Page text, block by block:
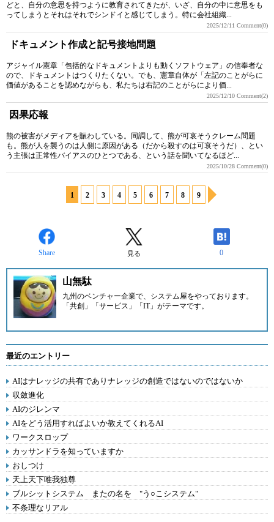
どと、自分の意思を持つように教育されてきたが、いざ、自分の中に意思をも
ってしまうとそれはそれでシンドイと感じてしまう。特に会社組織...
2025/12/11 Comment(0)
ドキュメント作成と記号接地問題
アジャイル憲章「包括的なドキュメントよりも動くソフトウェア」の信奉者な
ので、ドキュメントはつくりたくない。でも、憲章自体が「左記のことがらに
価値があることを認めながらも、私たちは右記のことがらにより価...
2025/12/10 Comment(2)
因果応報
熊の被害がメディアを賑わしている。同調して、熊が可哀そうクレーム問題
も。熊が人を襲うのは人側に原因がある（だから殺すのは可哀そうだ）、とい
う主張は正常性バイアスのひとつである、という話を聞いてなるほど...
2025/10/28 Comment(0)
1 2 3 4 5 6 7 8 9
Share 見る 0
山無駄
九州のベンチャー企業で、システム屋をやっております。
「共創」「サービス」「IT」がテーマです。
最近のエントリー
AIはナレッジの共有でありナレッジの創造ではないのではないか
収斂進化
AIのジレンマ
AIをどう活用すればよいか教えてくれるAI
ワークスロップ
カッサンドラを知っていますか
おしつけ
天上天下唯我独尊
ブルシットシステム またの名を "う○こシステム"
不条理なリアル